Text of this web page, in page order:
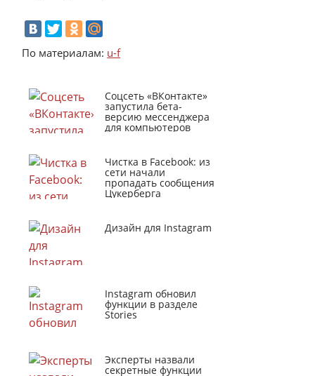
По материалам: u-f
Соцсеть «ВКонтакте»
запустила бета-
версию мессенджера
для компьютеров
Чистка в Facebook: из
сети начали
пропадать сообщения
Цукерберга
Дизайн для Instagram
Instagram обновил
функции в разделе
Stories
Эксперты назвали
секретные функции